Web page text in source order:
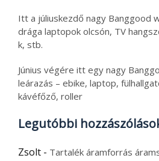
Itt a júliuskezdő nagy Banggood
drága laptopok olcsón, TV
k, stb.
Június végére itt egy nagy
leárazás – ebike, laptop,
kávéfőző, roller
Legutóbbi
Zsolt - Tartalék áramforrás